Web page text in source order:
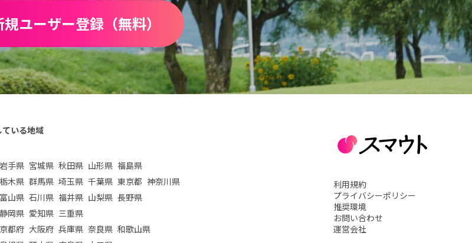
規ユーザー登録（無料）
いる地域
岩手県 宮城県 秋田県 山形県 福島県
栃木県 群馬県 埼玉県 千葉県 東京都 神奈川県
富山県 石川県 福井県 山梨県 長野県
静岡県 愛知県 三重県
京都府 大阪府 兵庫県 奈良県 和歌山県
利用規約
プライバシーポリシー
推奨環境
お問い合わせ
運営会社